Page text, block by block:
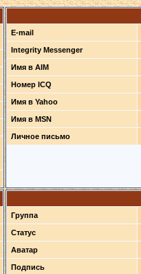
E-mail
Integrity Messenger
Имя в AIM
Номер ICQ
Имя в Yahoo
Имя в MSN
Личное письмо
Группа
Статус
Аватар
Подпись